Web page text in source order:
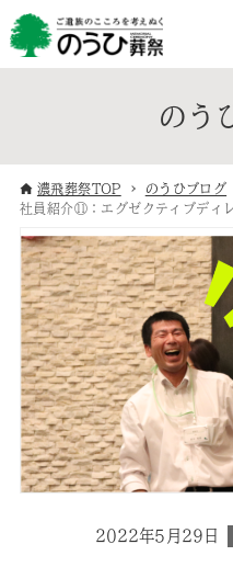
のう
濃飛葬祭TOP
のうひブログ
社員紹介⑪：エグゼクティブディ
2022年5月29日